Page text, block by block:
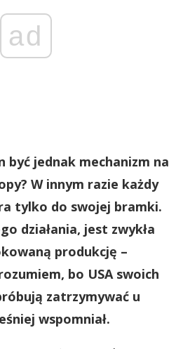
ad
być jednak mechanizm na
W innym razie każdy
tylko do swojej bramki.
działania, jest zwykła
produkcję –
bo USA swoich
zatrzymywać u
wspomniał.